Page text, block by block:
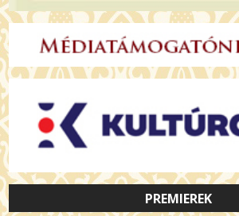
PREMIEREK